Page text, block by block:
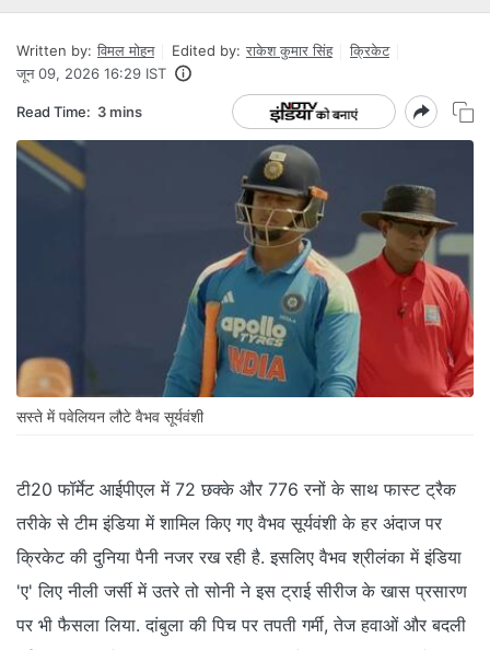
Written by: विमल मोहन Edited by: राकेश कुमार सिंह
क्रिकेट
जून 09, 2026 16:29 IST
Read Time: 3 mins
सस्ते में पवेलियन लौटे वैभव सूर्यवंशी
टी20 फॉर्मेट आईपीएल में 72 छक्के और 776 रनों के साथ फास्ट ट्रैक
तरीके से टीम इंडिया में शामिल किए गए वैभव सूर्यवंशी के हर अंदाज पर
क्रिकेट की दुनिया पैनी नजर रख रही है. इसलिए वैभव श्रीलंका में इंडिया
'ए' लिए नीली जर्सी में उतरे तो सोनी ने इस ट्राई सीरीज के खास प्रसारण
पर भी फैसला लिया. दांबुला की पिच पर तपती गर्मी, तेज हवाओं और बदली